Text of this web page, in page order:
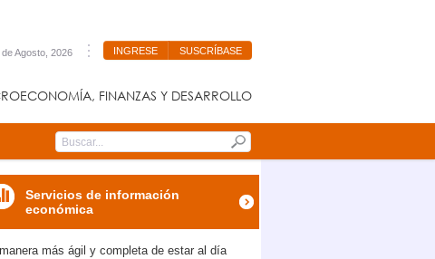
de Agosto, 2026 INGRESE SUSCRÍBASE
FINANZAS Y DESARROLLO
Submit
Servicios de información
económica
más ágil y completa de estar al día